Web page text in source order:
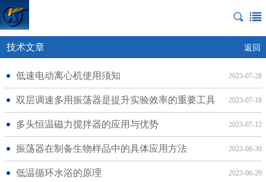
技术文章 返回
低速电动离心机使用须知 2023-07-28
双层调速多用振荡器是提升实验效率的重要工具 2023-07-18
多头恒温磁力搅拌器的应用与优势 2023-07-12
振荡器在制备生物样品中的具体应用方法 2023-06-30
低温循环水浴的原理 2023-06-29